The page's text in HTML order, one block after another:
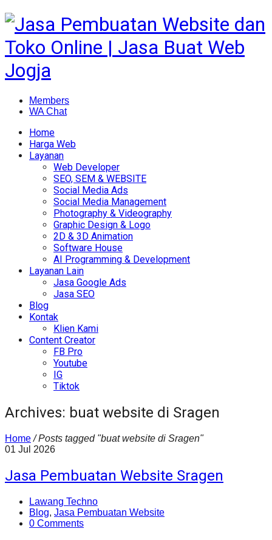
Members
WA Chat
Home
Harga Web
Layanan
Web Developer
SEO, SEM & WEBSITE
Social Media Ads
Social Media Management
Photography & Videography
Graphic Design & Logo
2D & 3D Animation
Software House
AI Programming & Development
Layanan Lain
Jasa Google Ads
Jasa SEO
Blog
Kontak
Klien Kami
Content Creator
FB Pro
Youtube
IG
Tiktok
Archives: buat website di Sragen
Home / Posts tagged "buat website di Sragen"
01 Jul 2026
Jasa Pembuatan Website Sragen
Lawang Techno
Blog, Jasa Pembuatan Website
0 Comments